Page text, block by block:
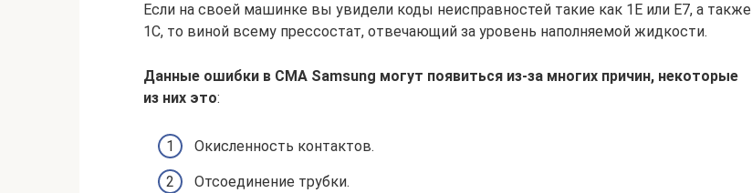
Если на своей машинке вы увидели коды неисправностей такие как 1E или E7, а также
1C, то виной всему прессостат, отвечающий за уровень наполняемой жидкости.
Данные ошибки в СМА Samsung могут появиться из-за многих причин, некоторые
из них это:
Окисленность контактов.
Отсоединение трубки.